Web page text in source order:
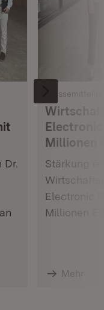
Millionen
Stärkung
Electronic
Millionen
Mehr